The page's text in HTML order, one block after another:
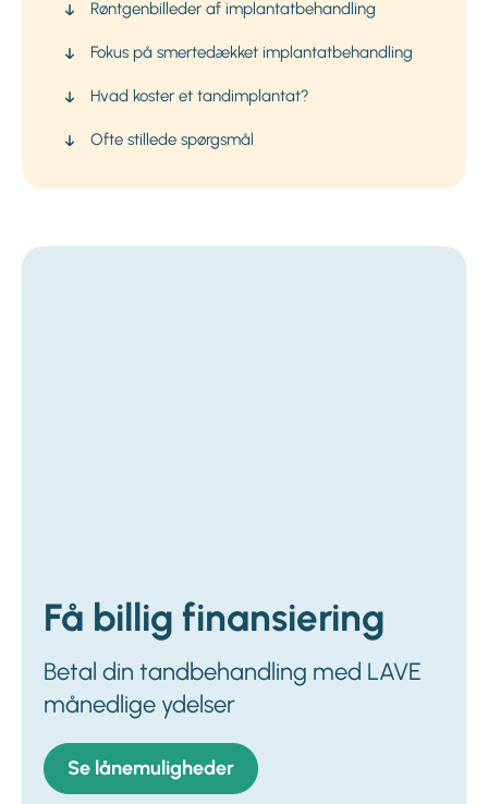
Røntgenbilleder af implantatbehandling
Fokus på smertedækket implantatbehandling
Hvad koster et tandimplantat?
Ofte stillede spørgsmål
Få billig finansiering
Betal din tandbehandling med LAVE
månedlige ydelser
Se lånemuligheder